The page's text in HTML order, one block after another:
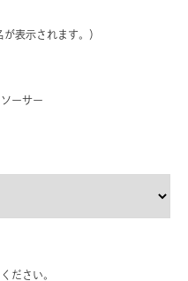
表示されます。）
ーサー
ださい。